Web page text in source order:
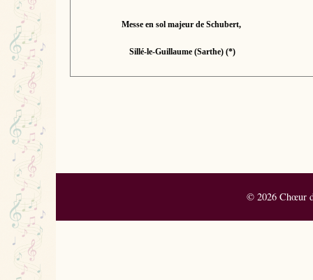
Messe en sol majeur de Schubert,
Sillé-le-Guillaume (Sarthe) (*)
© 2026 Chœur